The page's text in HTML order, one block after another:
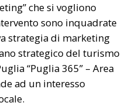
che si vogliono
sono inquadrate
strategia di marketing
strategico del turismo
“Puglia 365” – Area
ad un interesso